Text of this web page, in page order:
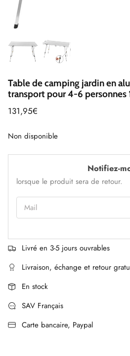
Table de camping jardin en
transport pour 4-6
131,95€
Non disponible
Notifiez-
lorsque le produit sera de retour.
Mail
Livré en 3-5 jours ouvrables
Livraison, échange et retour
En stock
SAV Français
Carte bancaire, Paypal